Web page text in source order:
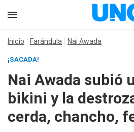
Inicio Farándula Nai Awada
¡SACADA!
Nai Awada subió
bikini y la
cerda, chancho,